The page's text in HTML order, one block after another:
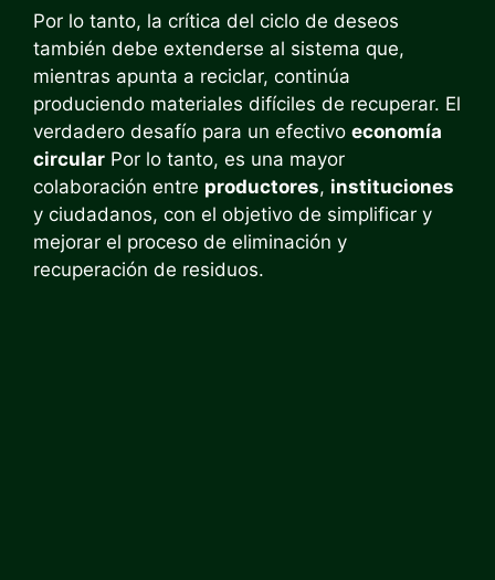
Por lo tanto, la crítica del ciclo de deseos
también debe extenderse al sistema que,
mientras apunta a reciclar, continúa
produciendo materiales difíciles de recuperar. El
verdadero desafío para un efectivo economía
circular Por lo tanto, es una mayor
colaboración entre productores, instituciones
y ciudadanos, con el objetivo de simplificar y
mejorar el proceso de eliminación y
recuperación de residuos.